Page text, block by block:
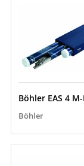
Böhler EAS 4
Böhler